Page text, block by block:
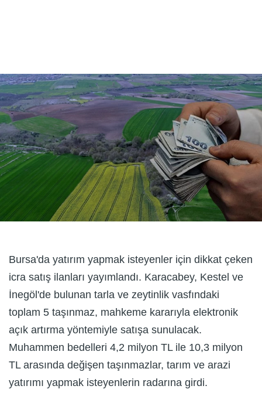
Bursa'da yatırım yapmak isteyenler için dikkat çeken
icra satış ilanları yayımlandı. Karacabey, Kestel ve
İnegöl'de bulunan tarla ve zeytinlik vasfındaki
toplam 5 taşınmaz, mahkeme kararıyla elektronik
açık artırma yöntemiyle satışa sunulacak.
Muhammen bedelleri 4,2 milyon TL ile 10,3 milyon
TL arasında değişen taşınmazlar, tarım ve arazi
yatırımı yapmak isteyenlerin radarına girdi.